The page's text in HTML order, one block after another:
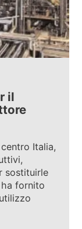
il
Italia,
sostituirle
ha fornito